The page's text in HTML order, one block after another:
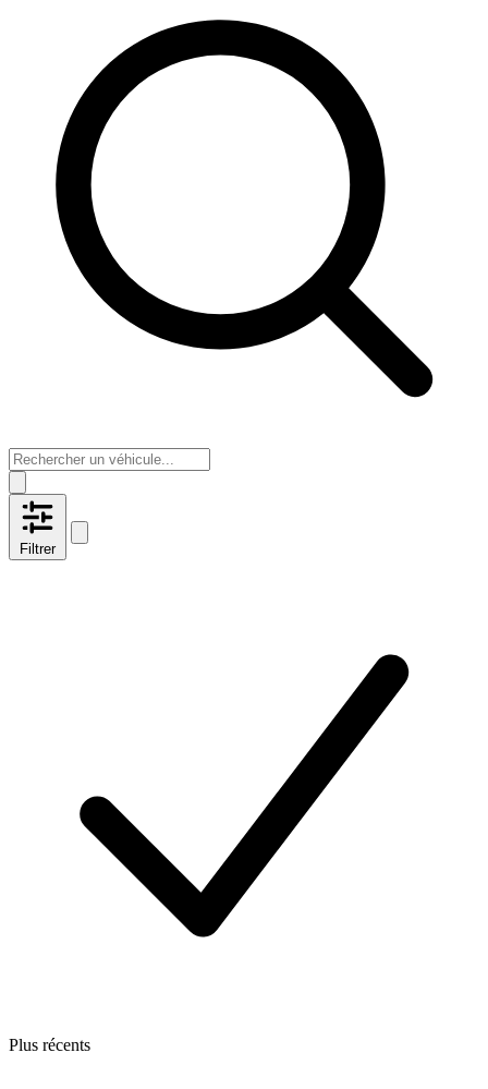
Filtrer
Plus récents